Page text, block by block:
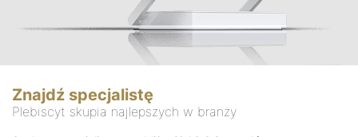
Znajdź specjalistę
Plebiscyt skupia najlepszych w branży